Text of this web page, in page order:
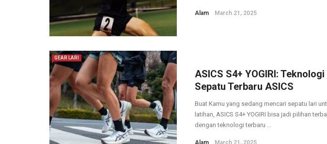
Alam March 21, 2025
GEAR LARI
ASICS S4+ YOGIRI:
Sepatu Terbaru ASICS
Buat Kamu yang sedang mencari sepatu lari
latihan, ASICS S4+ YOGIRI bisa jadi pilihan
dengan teknologi terbaru ...
Alam March 21, 2025